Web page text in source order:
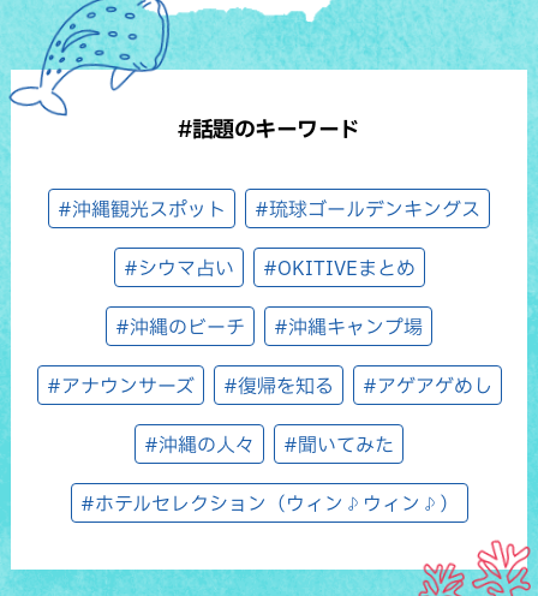
#話題のキーワード
#沖縄観光スポット #琉球ゴールデンキングス
#シウマ占い #OKITIVEまとめ
#沖縄のビーチ #沖縄キャンプ場
#アナウンサーズ #復帰を知る #アゲアゲめし
#沖縄の人々 #聞いてみた
#ホテルセレクション（ウィン♪ウィン♪）